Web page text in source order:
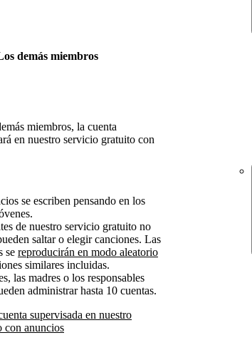
demás miembros
miembros, la cuenta
en nuestro servicio gratuito con
se escriben pensando en los
de nuestro servicio gratuito no
saltar o elegir canciones. Las
se reproducirán en modo aleatorio
similares incluidas.
las madres o los responsables
administrar hasta 10 cuentas.
supervisada en nuestro
con anuncios